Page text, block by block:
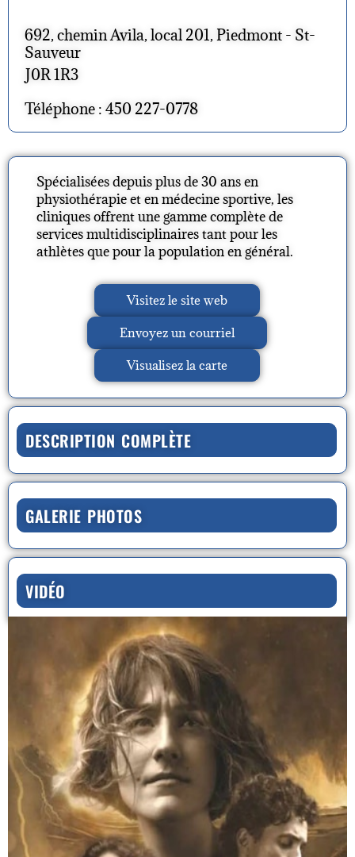
692, chemin Avila, local 201, Piedmont - St-
Sauveur
J0R 1R3
Téléphone : 450 227-0778
Spécialisées depuis plus de 30 ans en
physiothérapie et en médecine sportive, les
cliniques offrent une gamme complète de
services multidisciplinaires tant pour les
athlètes que pour la population en général.
Visitez le site web
Envoyez un courriel
Visualisez la carte
DESCRIPTION COMPLÈTE
GALERIE PHOTOS
VIDÉO